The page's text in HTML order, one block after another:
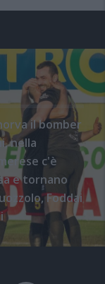
il bomber
nella
c'è
e tornano
Foddai